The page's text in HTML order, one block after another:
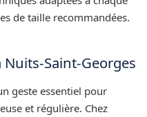
de taille recommandées.
Saint-Georges
geste essentiel pour
et régulière. Chez